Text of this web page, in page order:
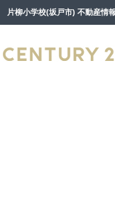
片柳小学校(坂戸市) 不動産情